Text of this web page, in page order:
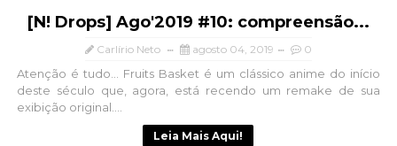
[N! Drops] Ago'2019 #10: compreensão...
Carlírio Neto agosto 04, 2019 0
Atenção é tudo... Fruits Basket é um clássico anime do início
deste século que, agora, está recendo um remake de sua
exibição original....
Leia Mais Aqui!